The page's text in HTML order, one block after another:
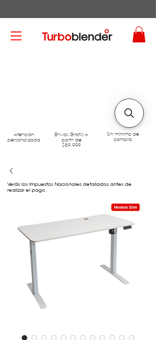
Atención
personalizada
Envíos Gratis A
partir de
$89.999
Sin mínimo de
compra
Verás los Impuestos Nacionales detallados antes de
realizar el pago.